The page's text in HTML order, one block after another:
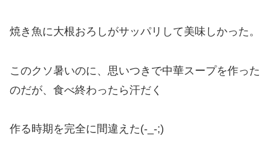
焼き魚に大根おろしがサッパリして美味しかった。
このクソ暑いのに、 思いつきで中華スープを作った
のだが、食べ終わったら汗だく
作る時期を完全に間違えた(-_-;)